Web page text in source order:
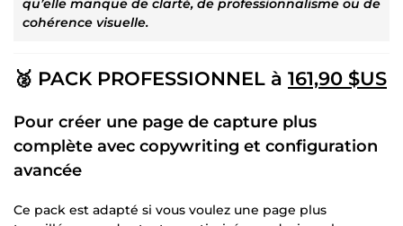
qu’elle manque de clarté, de professionnalisme ou de
cohérence visuelle.
🥈 PACK PROFESSIONNEL à 161,90 $US
Pour créer une page de capture plus
complète avec copywriting et configuration
avancée
Ce pack est adapté si vous voulez une page plus